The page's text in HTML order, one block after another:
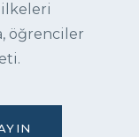
ilkeleri
öğrenciler